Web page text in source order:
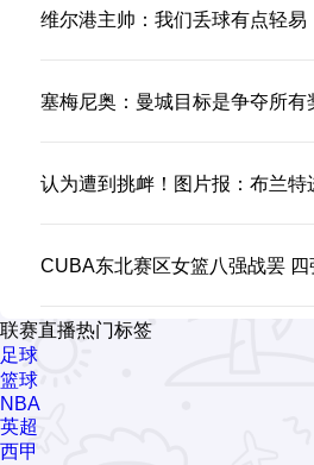
维尔港主帅：我们丢球有点轻易
塞梅尼奥：曼城目标是争夺所有
认为遭到挑衅！图片报：布兰特
CUBA东北赛区女篮八强战罢
联赛直播热门标签
足球
篮球
NBA
英超
西甲